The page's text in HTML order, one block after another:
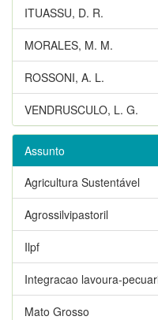
ITUASSU, D. R.
MORALES, M. M.
ROSSONI, A. L.
VENDRUSCULO, L. G.
Assunto
Agricultura Sustentável
Agrossilvipastoril
Ilpf
Integracao lavoura-
Mato Grosso